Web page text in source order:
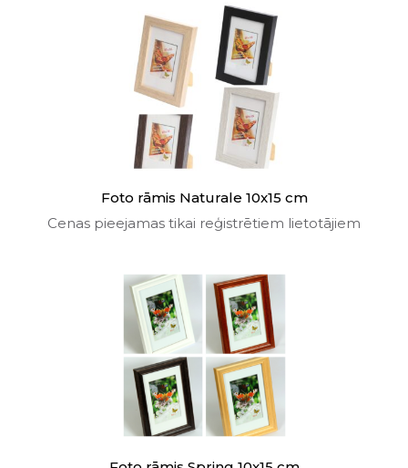
Foto rāmis Naturale 10x15 cm
Cenas pieejamas tikai reģistrētiem lietotājiem